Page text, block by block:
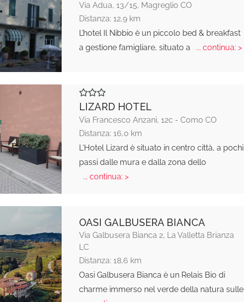
Via Adua, 13/15, Magreglio CO
Distanza: 12,9 km
L’hotel Il Nibbio è un piccolo bed & breakfast
a gestione famigliare, situato a
... continua: >
LIZARD HOTEL
Via Francesco Anzani, 12c - Como CO
Distanza: 16,0 km
L‘Hotel Lizard è situato in centro città, a pochi
passi dalle mura e dalla zona dello
... continua: >
OASI GALBUSERA BIANCA
Via Galbusera Bianca 2, La Valletta Brianza
LC
Distanza: 18,6 km
Oasi Galbusera Bianca è un Relais Bio di
charme immerso nel verde della natura sulle